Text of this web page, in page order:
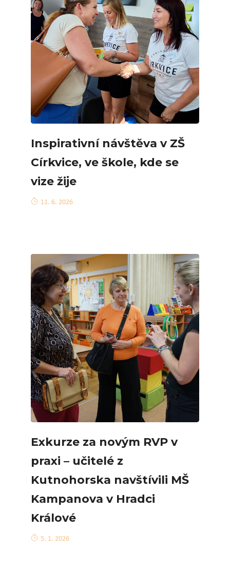
Inspirativní návštěva v ZŠ
Církvice, ve škole, kde se
vize žije
11. 6. 2026
Exkurze za novým RVP v
praxi – učitelé z
Kutnohorska navštívili MŠ
Kampanova v Hradci
Králové
5. 1. 2026